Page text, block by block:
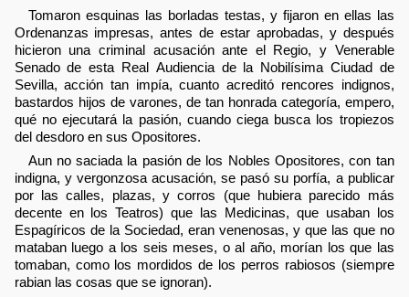
Tomaron esquinas las borladas testas, y fijaron en ellas las
Ordenanzas impresas, antes de estar aprobadas, y después
hicieron una criminal acusación ante el Regio, y Venerable
Senado de esta Real Audiencia de la Nobilísima Ciudad de
Sevilla, acción tan impía, cuanto acreditó rencores indignos,
bastardos hijos de varones, de tan honrada categoría, empero,
qué no ejecutará la pasión, cuando ciega busca los tropiezos
del desdoro en sus Opositores.
Aun no saciada la pasión de los Nobles Opositores, con tan
indigna, y vergonzosa acusación, se pasó su porfía, a publicar
por las calles, plazas, y corros (que hubiera parecido más
decente en los Teatros) que las Medicinas, que usaban los
Espagíricos de la Sociedad, eran venenosas, y que las que no
mataban luego a los seis meses, o al año, morían los que las
tomaban, como los mordidos de los perros rabiosos (siempre
rabian las cosas que se ignoran).